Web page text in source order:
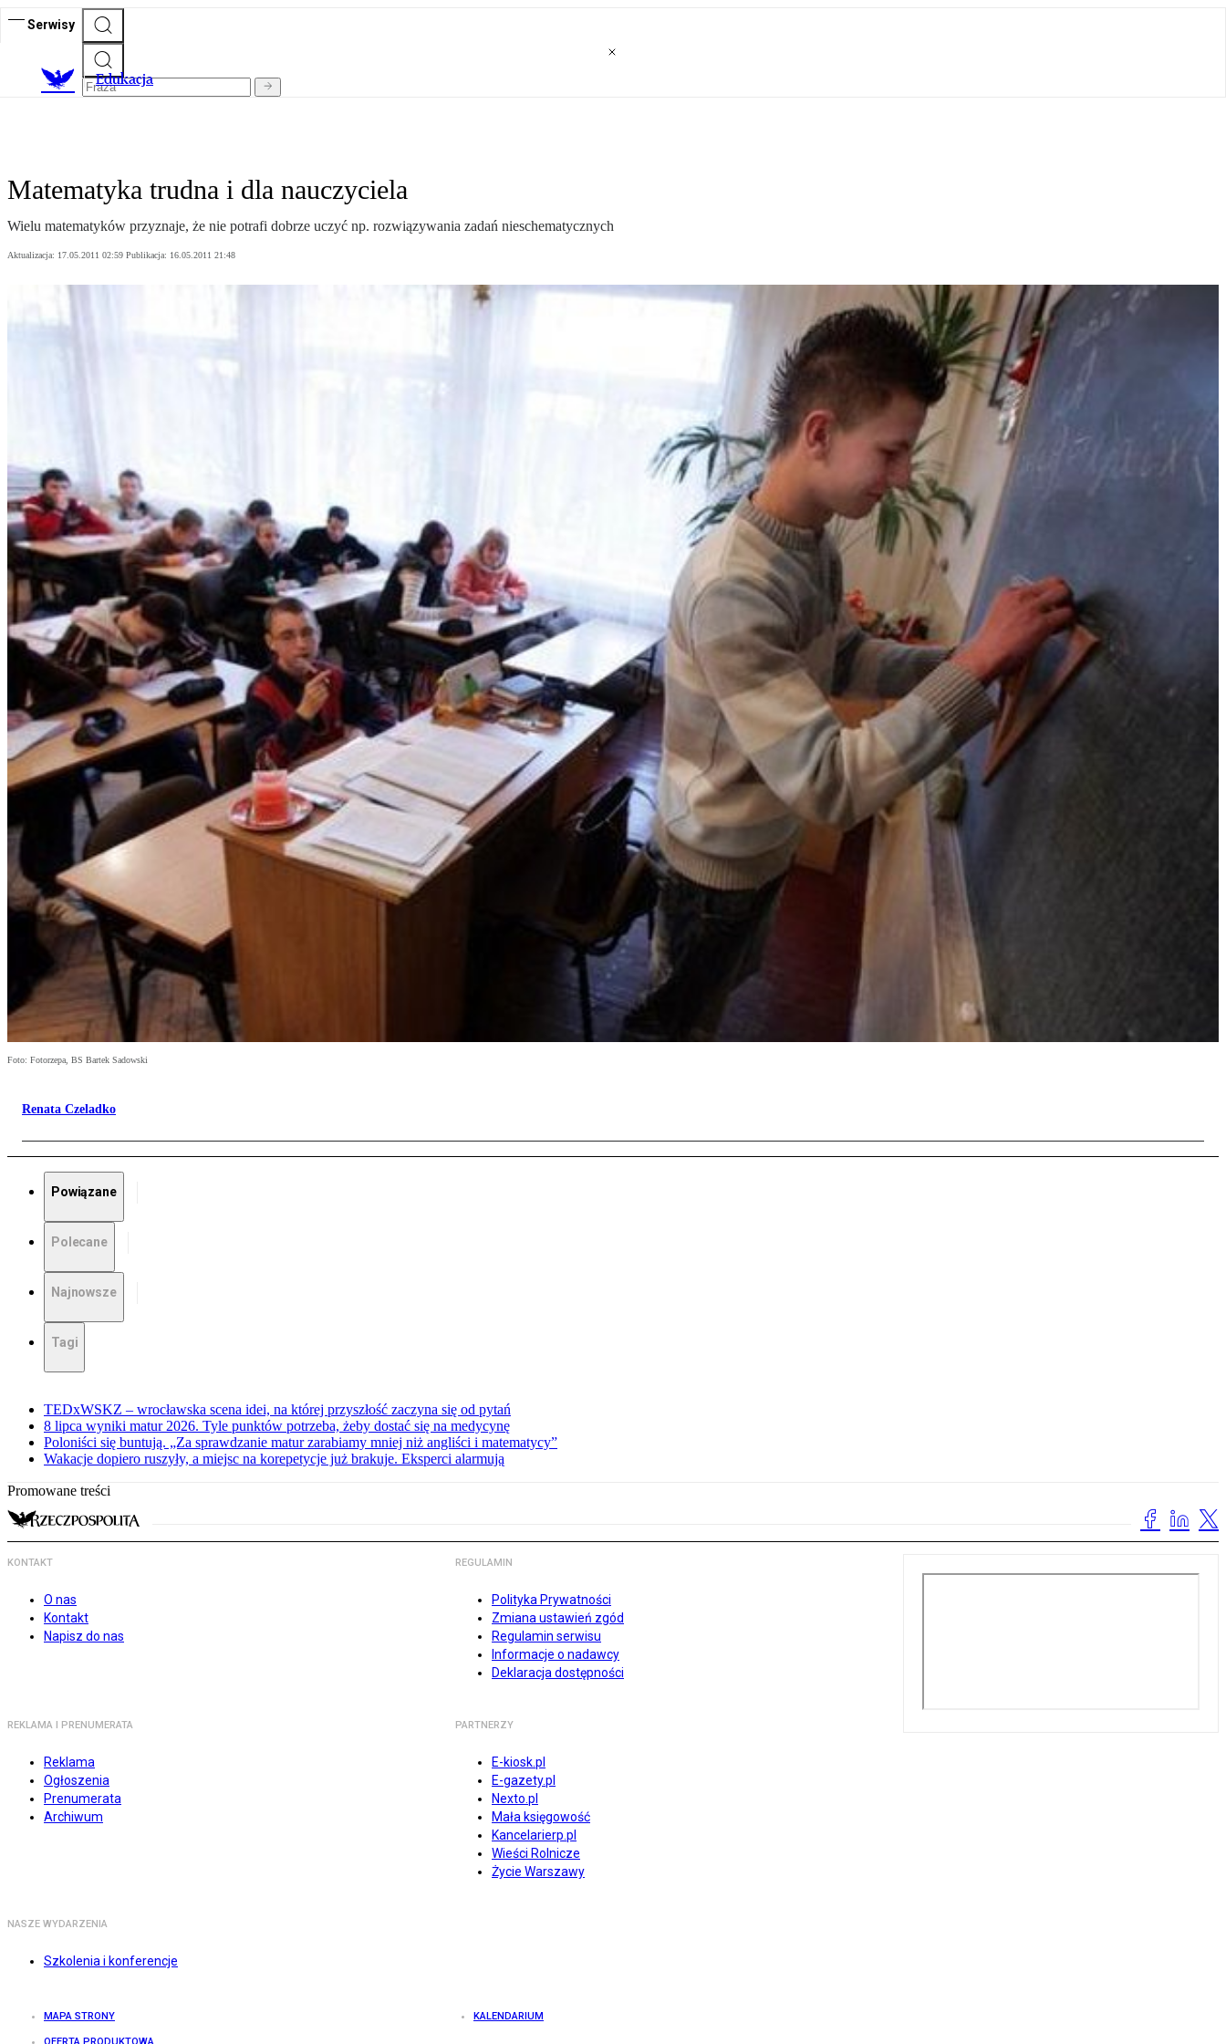
Serwisy
Edukacja
Matematyka trudna i dla nauczyciela
Wielu matematyków przyznaje, że nie potrafi dobrze uczyć np. rozwiązywania zadań nieschematycznych
Aktualizacja: 17.05.2011 02:59 Publikacja: 16.05.2011 21:48
Foto: Fotorzepa, BS Bartek Sadowski
Renata Czeladko
Powiązane
Polecane
Najnowsze
Tagi
TEDxWSKZ – wrocławska scena idei, na której przyszłość zaczyna się od pytań
8 lipca wyniki matur 2026. Tyle punktów potrzeba, żeby dostać się na medycynę
Poloniści się buntują. „Za sprawdzanie matur zarabiamy mniej niż angliści i matematycy”
Wakacje dopiero ruszyły, a miejsc na korepetycje już brakuje. Eksperci alarmują
Promowane treści
KONTAKT
O nas
Kontakt
Napisz do nas
REGULAMIN
Polityka Prywatności
Zmiana ustawień zgód
Regulamin serwisu
Informacje o nadawcy
Deklaracja dostępności
REKLAMA I PRENUMERATA
Reklama
Ogłoszenia
Prenumerata
Archiwum
PARTNERZY
E-kiosk.pl
E-gazety.pl
Nexto.pl
Mała księgowość
Kancelarierp.pl
Wieści Rolnicze
Życie Warszawy
NASZE WYDARZENIA
Szkolenia i konferencje
MAPA STRONY KALENDARIUM